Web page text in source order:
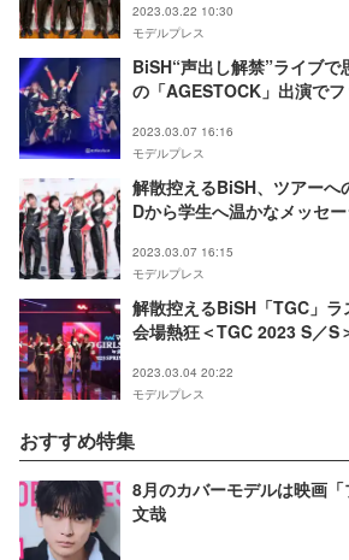
2023.03.22 10:30
モデルプレス
BiSH“声出し解禁”ライブ
の「AGESTOCK」出演でフ
2023.03.07 16:16
モデルプレス
解散控えるBiSH、ツアー
Dから学生へ温かなメッセー
2023.03.07 16:15
モデルプレス
解散控えるBiSH「TGC」
会場熱狂＜TGC 2023 S／S
2023.03.04 20:22
モデルプレス
おすすめ特集
8月のカバーモデルは映画
文哉